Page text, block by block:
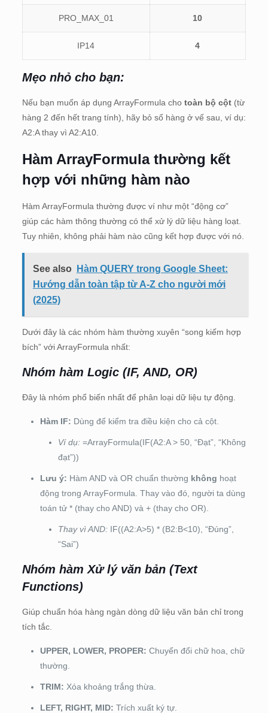
PRO_MAX_01 10
IP14 4
Mẹo nhỏ cho bạn:
Nếu bạn muốn áp dụng ArrayFormula cho toàn bộ cột(từ
hàng 2 đến hết trang tính), hãy bỏ số hàng ở vế sau, ví dụ:
A2:A thay vì A2:A10.
Hàm ArrayFormula thường kết
hợp với những hàm nào
Hàm ArrayFormula thường được ví như một “động cơ”
giúp các hàm thông thường có thể xử lý dữ liệu hàng loạt.
Tuy nhiên, không phải hàm nào cũng kết hợp được với nó.
See also
Hàm QUERY trong Google Sheet:
Hướng dẫn toàn tập từ A-Z cho người mới
(2025)
Dưới đây là các nhóm hàm thường xuyên “song kiếm hợp
bích” với ArrayFormula nhất:
Nhóm hàm Logic (IF, AND, OR)
Đây là nhóm phổ biến nhất để phân loại dữ liệu tự động.
Hàm IF: Dùng để kiểm tra điều kiện cho cả cột.
Ví dụ:=ArrayFormula(IF(A2:A > 50, “Đạt”, “Không
đạt”))
Lưu ý: Hàm AND và OR chuẩn thường không hoạt
động trong ArrayFormula. Thay vào đó, người ta dùng
toán tử * (thay cho AND) và + (thay cho OR).
Thay vì AND:IF((A2:A>5) * (B2:B<10), “Đúng”,
“Sai”)
Nhóm hàm Xử lý văn bản (Text
Functions)
Giúp chuẩn hóa hàng ngàn dòng dữ liệu văn bản chỉ trong
tích tắc.
UPPER, LOWER, PROPER: Chuyển đổi chữ hoa, chữ
thường.
TRIM: Xóa khoảng trắng thừa.
LEFT, RIGHT, MID: Trích xuất ký tự.